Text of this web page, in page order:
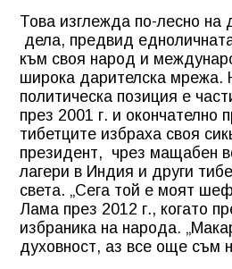
Това изглежда по-лесно на
дела, предвид
към своя народ и
широка дарителска мрежа.
политическа позиция е
през 2001 г. и окончателно
тибетците избраха своя
президент, чрез мащабен
лагери в Индия и други
света. „Сега той е моят
Лама през 2012 г., когато
избраника на народа.
духовност, аз все още съм